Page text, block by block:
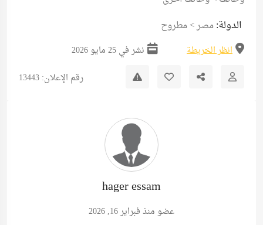
الدولة: مصر> مطروح
انظر الخريطة
نشر في 25 مايو 2026
رقم الإعلان: 13443
hager essam
عضو منذ فبراير 16, 2026